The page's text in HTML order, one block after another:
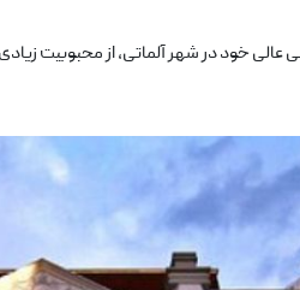
خود در شهر آلماتی، از محبوبیت